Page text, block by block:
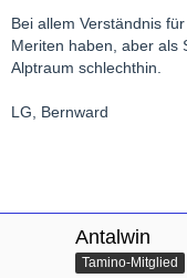
Bei allem Verständnis
Meriten haben, aber als
Alptraum schlechthin.
LG, Bernward
Antalwin
Tamino-Mitglied